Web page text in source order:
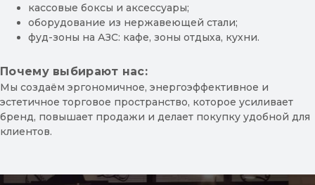
кассовые боксы и аксессуары;
оборудование из нержавеющей стали;
фуд-зоны на АЗС: кафе, зоны отдыха, кухни.
Почему выбирают нас:
Мы создаём эргономичное, энергоэффективное и
эстетичное торговое пространство, которое усиливает
бренд, повышает продажи и делает покупку удобной для
клиентов.